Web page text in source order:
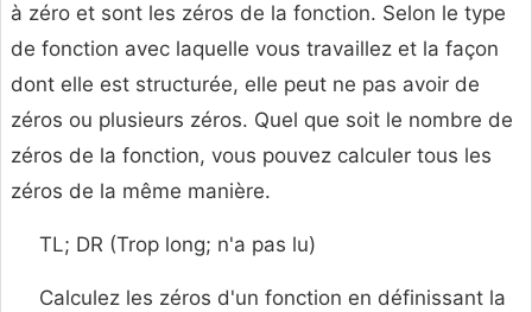
à zéro et sont les zéros de la fonction. Selon le type
de fonction avec laquelle vous travaillez et la façon
dont elle est structurée, elle peut ne pas avoir de
zéros ou plusieurs zéros. Quel que soit le nombre de
zéros de la fonction, vous pouvez calculer tous les
zéros de la même manière.
TL; DR (Trop long; n'a pas lu)
Calculez les zéros d'un fonction en définissant la